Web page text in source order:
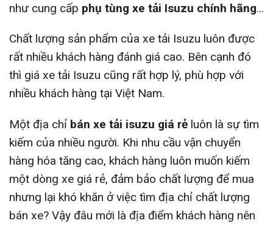
như cung cấp phụ tùng xe tải Isuzu chính hãng…
Chất lượng sản phẩm của xe tải Isuzu luôn được
rất nhiều khách hàng đánh giá cao. Bên cạnh đó
thì giá xe tải Isuzu cũng rất hợp lý, phù hợp với
nhiều khách hàng tại Việt Nam.
Một địa chỉ bán xe tải isuzu giá rẻ luôn là sự tìm
kiếm của nhiều người. Khi nhu cầu vận chuyển
hàng hóa tăng cao, khách hàng luôn muốn kiếm
một dòng xe giá rẻ, đảm bảo chất lượng để mua
nhưng lại khó khăn ở việc tìm địa chỉ chất lượng
bán xe? Vậy đâu mới là địa điểm khách hàng nên